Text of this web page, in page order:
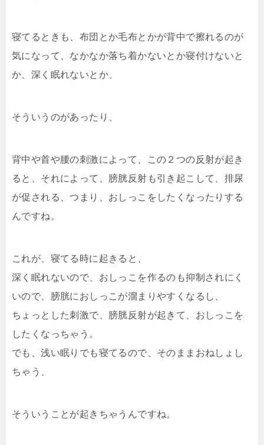
寝てるときも、布団とか毛布とかが背中で擦れるのが
気になって、なかなか落ち着かないとか寝付けないと
か、深く眠れないとか、
そういうのがあったり、
背中や首や腰の刺激によって、この２つの反射が起き
ると、それによって、膀胱反射も引き起こして、排尿
が促される、つまり、おしっこをしたくなったりする
んですね。
これが、寝てる時に起きると、
深く眠れないので、おしっこを作るのも抑制されにく
いので、膀胱におしっこが溜まりやすくなるし、
ちょっとした刺激で、膀胱反射が起きて、おしっこを
したくなっちゃう。
でも、浅い眠りでも寝てるので、そのままおねしょし
ちゃう、
そういうことが起きちゃうんですね。